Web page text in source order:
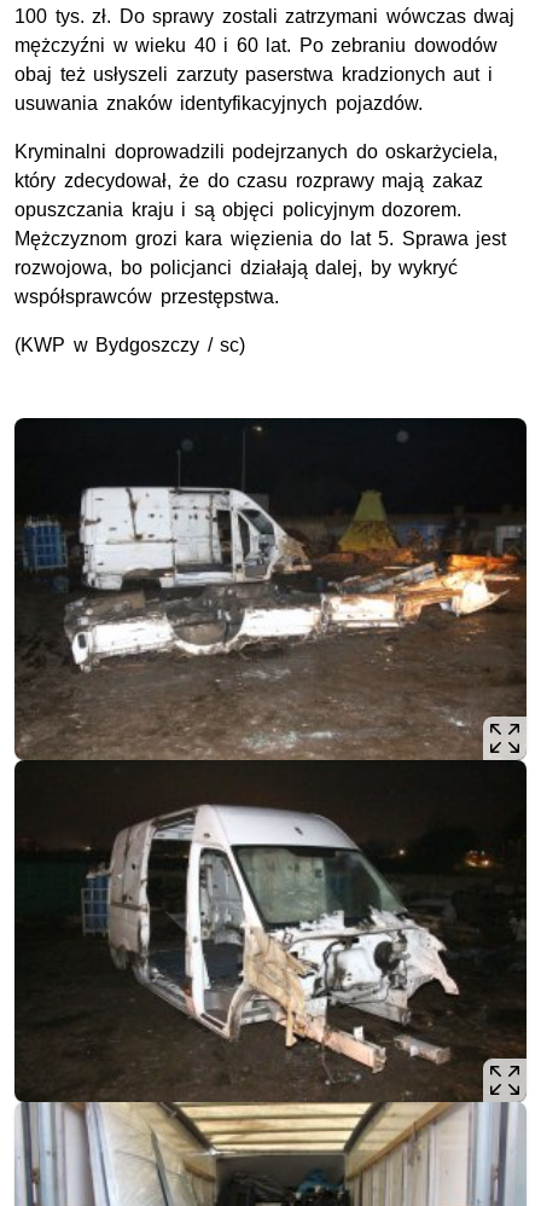
100 tys. zł. Do sprawy zostali zatrzymani wówczas dwaj
mężczyźni w wieku 40 i 60 lat. Po zebraniu dowodów
obaj też usłyszeli zarzuty paserstwa kradzionych aut i
usuwania znaków identyfikacyjnych pojazdów.
Kryminalni doprowadzili podejrzanych do oskarżyciela,
który zdecydował, że do czasu rozprawy mają zakaz
opuszczania kraju i są objęci policyjnym dozorem.
Mężczyznom grozi kara więzienia do lat 5. Sprawa jest
rozwojowa, bo policjanci działają dalej, by wykryć
współsprawców przestępstwa.
(KWP w Bydgoszczy / sc)